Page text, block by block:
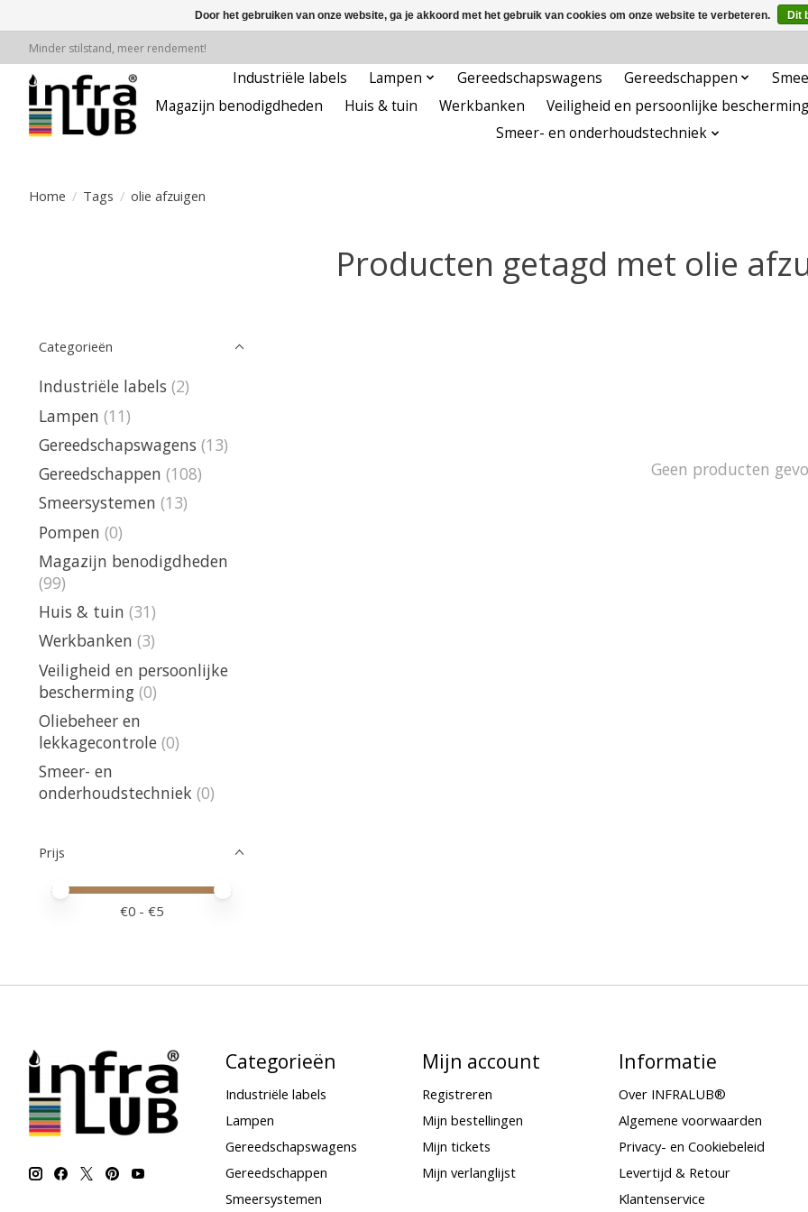
Minder stilstand, meer rendement!
Industriële labels Lampen Gereedschapswagens Gereedschappen
Magazijn benodigdheden
Huis & tuin Werkbanken Veiligheid en persoonlijke bescherming
Smeer- en onderhoudstechniek
Home / Tags / olie afzuigen
Producten getagd met olie
Categorieën
Industriële labels (2)
Lampen (11)
Gereedschapswagens (13)
Gereedschappen (108)
Smeersystemen (13)
Pompen (0)
Magazijn benodigdheden
(99)
Huis & tuin (31)
Werkbanken (3)
Veiligheid en persoonlijke
bescherming (0)
Oliebeheer en
lekkagecontrole (0)
Smeer- en
onderhoudstechniek (0)
Prijs
Minimale prijswaarde
Price maximum value
€0 - €5
Geen producten
Categorieën
Industriële labels
Lampen
Gereedschapswagens
Gereedschappen
Smeersystemen
Mijn account
Registreren
Mijn bestellingen
Mijn tickets
Mijn verlanglijst
Informatie
Over INFRALUB®
Algemene voorwaarden
Privacy- en Cookiebeleid
Levertijd & Retour
Klantenservice
Door het gebruiken van onze website, ga je akkoord met het gebruik van cookies om onze website te verbeteren. Dit